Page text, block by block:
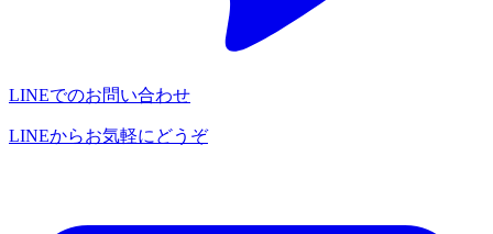
LINEでのお問い合わせ
LINEからお気軽にどうぞ